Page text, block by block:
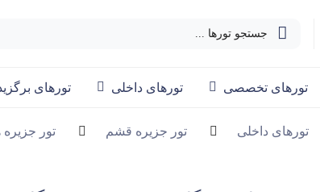
جستجو تورها ...
تورهای تخصصی تورهای داخلی تورهای
تورهای داخلی تور جزیره قشم تور جزیره